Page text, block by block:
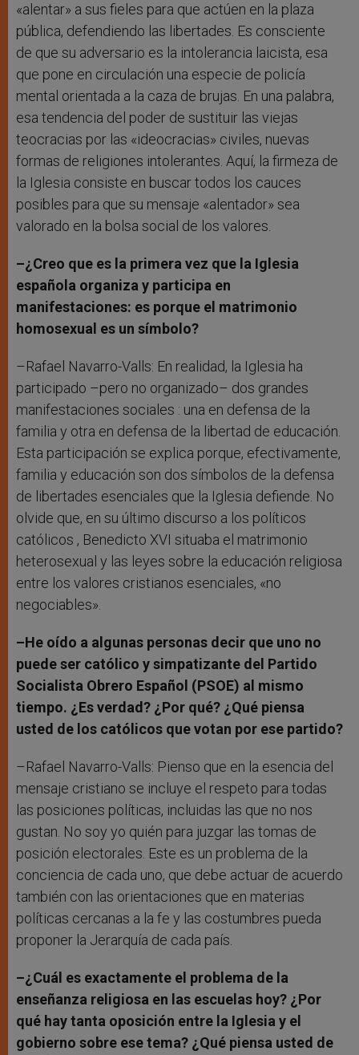
«alentar» a sus fieles para que actúen en la plaza
pública, defendiendo las libertades. Es consciente
de que su adversario es la intolerancia laicista, esa
que pone en circulación una especie de policía
mental orientada a la caza de brujas. En una palabra,
esa tendencia del poder de sustituir las viejas
teocracias por las «ideocracias» civiles, nuevas
formas de religiones intolerantes. Aquí, la firmeza de
la Iglesia consiste en buscar todos los cauces
posibles para que su mensaje «alentador» sea
valorado en la bolsa social de los valores.
–¿Creo que es la primera vez que la Iglesia
española organiza y participa en
manifestaciones: es porque el matrimonio
homosexual es un símbolo?
–Rafael Navarro-Valls: En realidad, la Iglesia ha
participado –pero no organizado– dos grandes
manifestaciones sociales : una en defensa de la
familia y otra en defensa de la libertad de educación.
Esta participación se explica porque, efectivamente,
familia y educación son dos símbolos de la defensa
de libertades esenciales que la Iglesia defiende. No
olvide que, en su último discurso a los políticos
católicos , Benedicto XVI situaba el matrimonio
heterosexual y las leyes sobre la educación religiosa
entre los valores cristianos esenciales, «no
negociables».
–He oído a algunas personas decir que uno no
puede ser católico y simpatizante del Partido
Socialista Obrero Español (PSOE) al mismo
tiempo. ¿Es verdad? ¿Por qué? ¿Qué piensa
usted de los católicos que votan por ese partido?
–Rafael Navarro-Valls: Pienso que en la esencia del
mensaje cristiano se incluye el respeto para todas
las posiciones políticas, incluidas las que no nos
gustan. No soy yo quién para juzgar las tomas de
posición electorales. Este es un problema de la
conciencia de cada uno, que debe actuar de acuerdo
también con las orientaciones que en materias
políticas cercanas a la fe y las costumbres pueda
proponer la Jerarquía de cada país.
–¿Cuál es exactamente el problema de la
enseñanza religiosa en las escuelas hoy? ¿Por
qué hay tanta oposición entre la Iglesia y el
gobierno sobre ese tema? ¿Qué piensa usted de